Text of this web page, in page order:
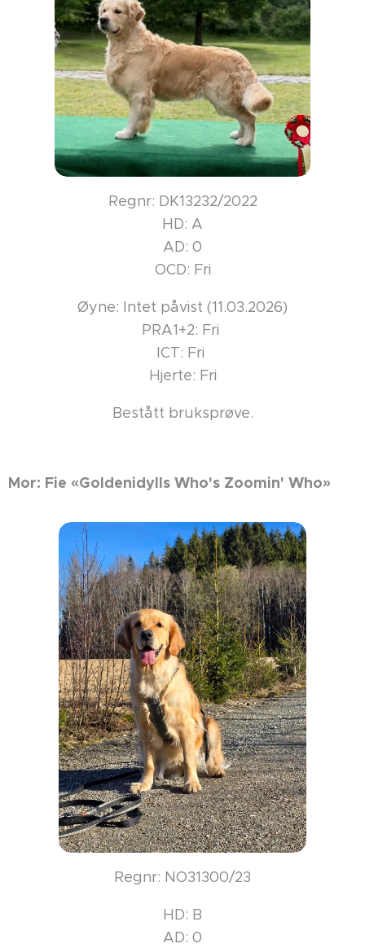
Regnr: DK13232/2022
HD: A
AD: 0
OCD: Fri
Øyne: Intet påvist (11.03.2026)
PRA1+2: Fri
ICT: Fri
Hjerte: Fri
Bestått bruksprøve.
Mor: Fie «Goldenidylls Who's Zoomin' Who»
Regnr: NO31300/23
HD: B
AD: 0